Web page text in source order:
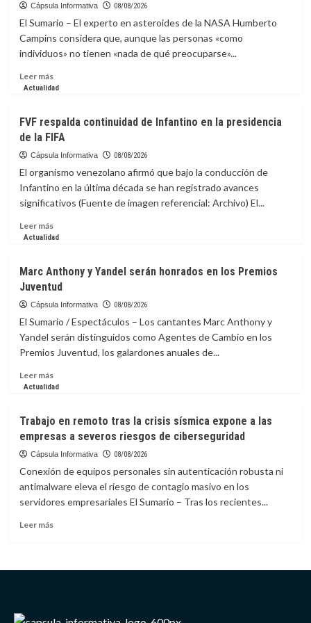
Amoroso
el
espíritu
de
con
al
“bienestar”
Cápsula Informativa 08/08/2026
El Sumario – El experto en asteroides de la NASA Humberto
Campins considera que, aunque las personas «como
individuos» no tienen «nada de qué preocuparse»...
Leer másLeer
más
de
la
NASA
prepararse
ante
riesgos
impacto
Actualidad
FVF respalda continuidad de Infantino en la presidencia
de la FIFA
Cápsula Informativa 08/08/2026
El organismo venezolano afirmó que bajo la conducción de
Infantino en la última década se han registrado avances
significativos (Fuente de imagen referencial: Archivo) El...
Leer másLeer
más
respalda
continuidad
de
en
la
presidencia
la
Actualidad
Marc Anthony y Yandel serán honrados en los Premios
Juventud
Cápsula Informativa 08/08/2026
El Sumario / Espectáculos – Los cantantes Marc Anthony y
Yandel serán distinguidos como Agentes de Cambio en los
Premios Juventud, los galardones anuales de...
Leer másLeer
más
Anthony
y
Yandel
honrados
en
los
Juventud
Actualidad
Trabajo en remoto tras la crisis sísmica expone a las
empresas a severos riesgos de ciberseguridad
Cápsula Informativa 08/08/2026
Conexión de equipos personales sin autenticación robusta ni
antimalware eleva el riesgo de contagio masivo en los
servidores empresariales El Sumario – Tras los recientes...
Leer másLeer